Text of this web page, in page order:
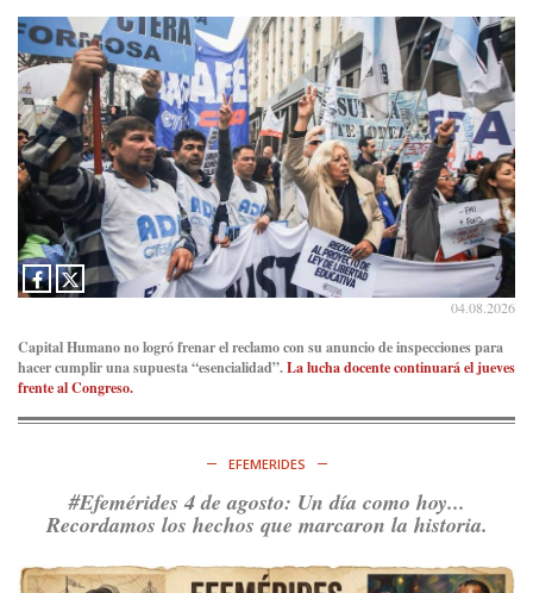
04.08.2026
Capital Humano no logró frenar el reclamo con su anuncio de inspecciones para
hacer cumplir una supuesta “esencialidad”.La lucha docente continuará el jueves
frente al Congreso.
EFEMERIDES
#Efemérides 4 de agosto: Un día como hoy...
Recordamos los hechos que marcaron la historia.